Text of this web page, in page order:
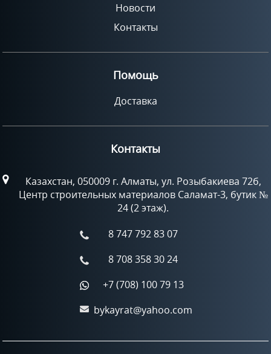
Новости
Контакты
Помощь
Доставка
Контакты
Казахстан, 050009 г. Алматы, ул. Розыбакиева 72б,
Центр строительных материалов Саламат-3, бутик №
24 (2 этаж).
8 747 792 83 07
8 708 358 30 24
+7 (708) 100 79 13
bykayrat@yahoo.com